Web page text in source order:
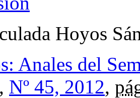
Hoyos
Anales del
Nº 45, 2012,